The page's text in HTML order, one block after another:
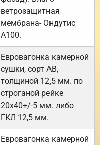
ветрозащитная
мембрана- Ондутис
А100.
Евровагонка камерной
сушки, сорт АВ,
толщиной 12,5 мм. по
строганой рейке
20х40+/-5 мм. либо
ГКЛ 12,5 мм.
Евровагонка камерной